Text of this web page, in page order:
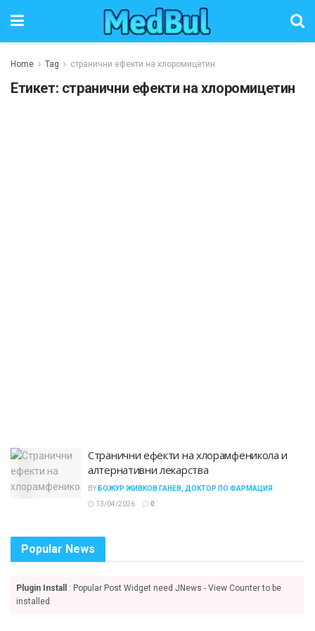
Home Tag странични ефекти на хлоромицетин
Етикет: странични ефекти на хлоромицетин
Странични ефекти на хлорамфеникола и
алтернативни лекарства
BY БОЖУР ЖИВКОВ ГАНЕВ, ДОКТОР ПО ФАРМАЦИЯ
13/04/2026
0
Popular News
Plugin Install
: Popular Post Widget need JNews - View Counter to be
installed